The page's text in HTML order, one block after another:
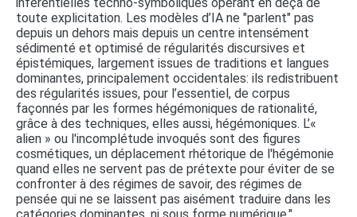
toute explicitation. Les modèles d’IA ne "parlent" pas
depuis un dehors mais depuis un centre intensément
sédimenté et optimisé de régularités discursives et
épistémiques, largement issues de traditions et langues
dominantes, principalement occidentales: ils redistribuent
des régularités issues, pour l’essentiel, de corpus
façonnés par les formes hégémoniques de rationalité,
grâce à des techniques, elles aussi, hégémoniques. L’«
alien » ou l'incomplétude invoqués sont des figures
cosmétiques, un déplacement rhétorique de l'hégémonie
quand elles ne servent pas de prétexte pour éviter de se
confronter à des régimes de savoir, des régimes de
pensée qui ne se laissent pas aisément traduire dans les